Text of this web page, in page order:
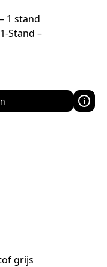
1 stand
Stand –
grijs